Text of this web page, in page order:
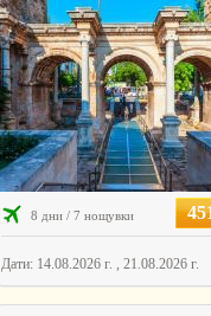
8 дни / 7 нощувки
Дати: 14.08.2026 г. , 21.08.2026 г.